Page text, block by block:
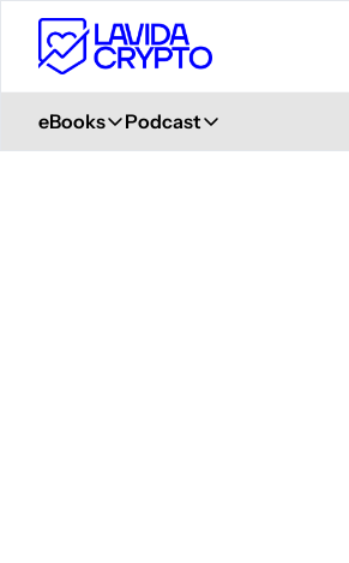
eBooks
eBooks
Primeros Pasos en
Glosario de Términos
Podcast
Podcast
Ver en
Apple
Amazon